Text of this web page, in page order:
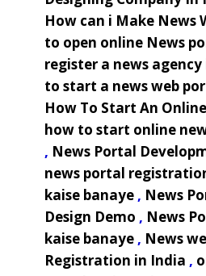
How can i Make News
to open online News
register a news
to start a news web
How To Start An
how to start online
, News Portal
news portal
kaise banaye , News
Design Demo , News
kaise banaye , News
Registration in India ,